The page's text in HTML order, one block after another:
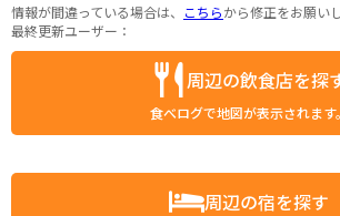
情報が間違っている場合は、 こちらから修正をお願いし
最終更新ユーザー：
周辺の飲食店を探
食べログで地図が表示されます。
周辺の宿を探す